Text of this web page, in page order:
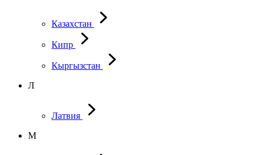
Казахстан
Кипр
Кыргызстан
Л
Латвия
М